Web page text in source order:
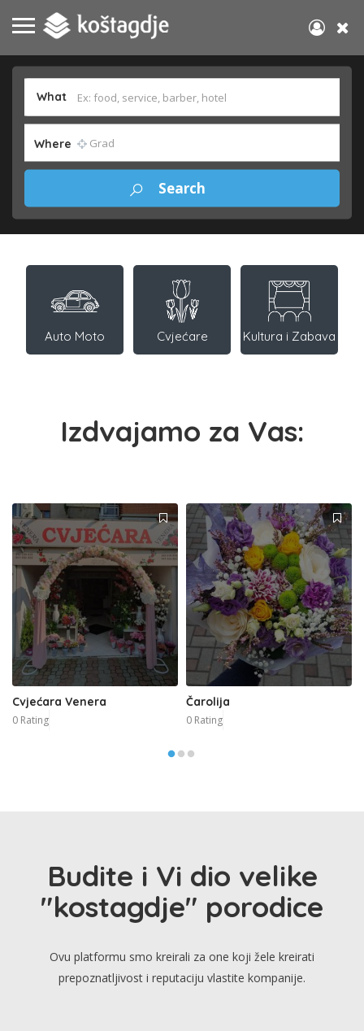
What
Where
Auto Moto Cvjećare Kultura i Zabava
Izdvajamo za Vas:
Cvjećara Venera
0 Rating
Čarolija
0 Rating
Budite i Vi dio velike
"kostagdje" porodice
Ovu platformu smo kreirali za one koji žele kreirati
prepoznatljivost i reputaciju vlastite kompanije.